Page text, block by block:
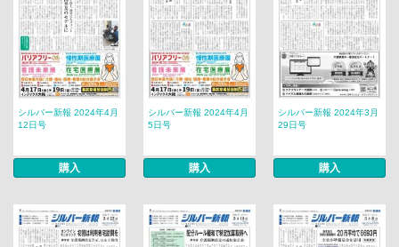
シルバー新報 2024年4月
12日号
購入
シルバー新報 2024年4月
5日号
購入
シルバー新報 2024年3月
29日号
購入